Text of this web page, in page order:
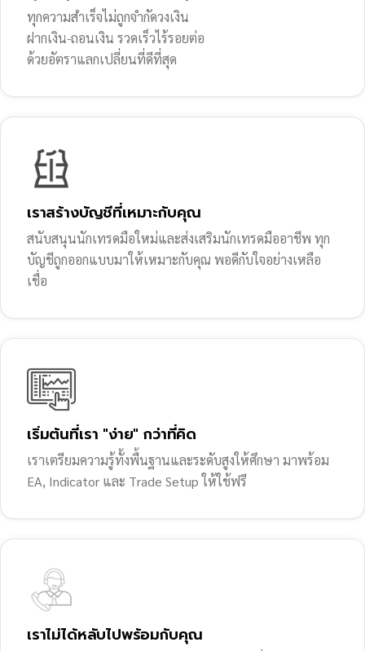
ทุกความสำเร็จไม่ถูกจำกัดวงเงิน
ฝากเงิน-ถอนเงิน รวดเร็วไร้รอยต่อ
ด้วยอัตราแลกเปลี่ยนที่ดีที่สุด
เราสร้างบัญชีที่เหมาะกับคุณ
สนับสนุนนักเทรดมือใหม่และส่งเสริมนักเทรดมืออาชีพ ทุก
บัญชีถูกออกแบบมาให้เหมาะกับคุณ พอดีกับใจอย่างเหลือ
เชื่อ
เริ่มต้นที่เรา "ง่าย" กว่าที่คิด
เราเตรียมความรู้ทั้งพื้นฐานและระดับสูงให้ศึกษา มาพร้อม
EA, Indicator และ Trade Setup ให้ใช้ฟรี
เราไม่ได้หลับไปพร้อมกับคุณ